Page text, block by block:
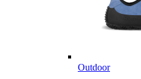
Outdoor